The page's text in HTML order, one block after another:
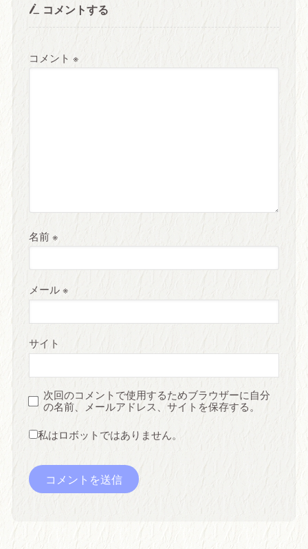
コメントする
コメント※
名前※
メール※
サイト
次回のコメントで使用するためブラウザーに自分
の名前、メールアドレス、サイトを保存する。
私はロボットではありません。